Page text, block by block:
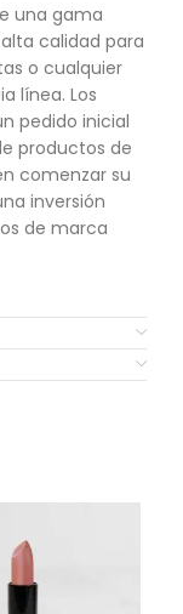
una gama
calidad para
o cualquier
línea. Los
pedido inicial
productos de
comenzar su
inversión
de marca